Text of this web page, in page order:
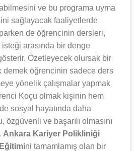
ve bu programa uyma
sağlayacak faaliyetlerde
de öğrencinin dersleri,
arasında bir denge
Özetleyecek olursak bir
demek öğrencinin sadece ders
yönelik çalışmalar yapmak
Koçu olmak kişinin hem
sosyal hayatında daha
ve başarılı olmasını
Ankara Kariyer Polikliniği
ni tamamlamış olan bir